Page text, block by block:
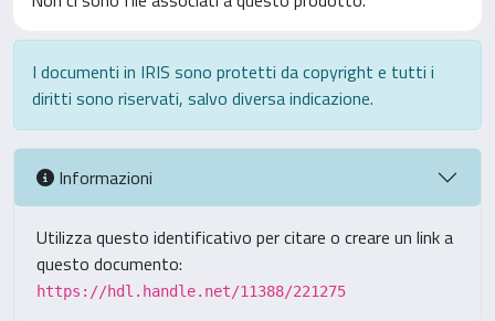
I documenti in IRIS sono protetti da copyright e tutti i
diritti sono riservati, salvo diversa indicazione.
Informazioni
Utilizza questo identificativo per citare o creare un link a
questo documento:
https://hdl.handle.net/11388/221275